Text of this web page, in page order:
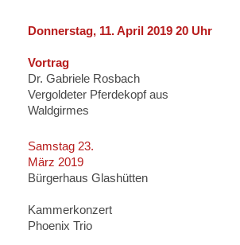
Donnerstag, 11. April 2019 20 Uhr
Vortrag
Dr. Gabriele Rosbach
Vergoldeter Pferdekopf aus
Waldgirmes
Samstag 23.
März 2019
Bürgerhaus Glashütten
Kammerkonzert
Phoenix Trio